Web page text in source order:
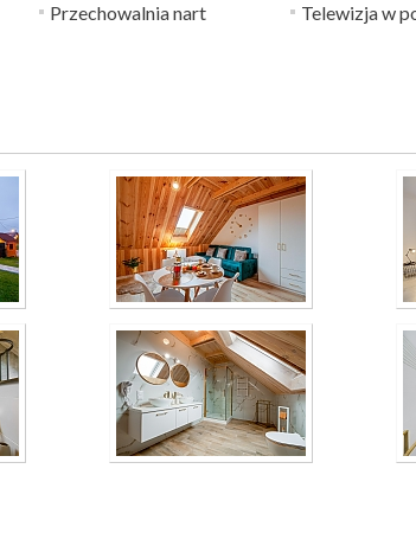
Przechowalnia nart Telewizja w